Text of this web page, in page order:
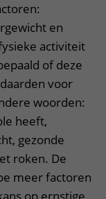
en
activiteit
of deze
voor
woorden:
heeft,
gezonde
roken. De
meer factoren